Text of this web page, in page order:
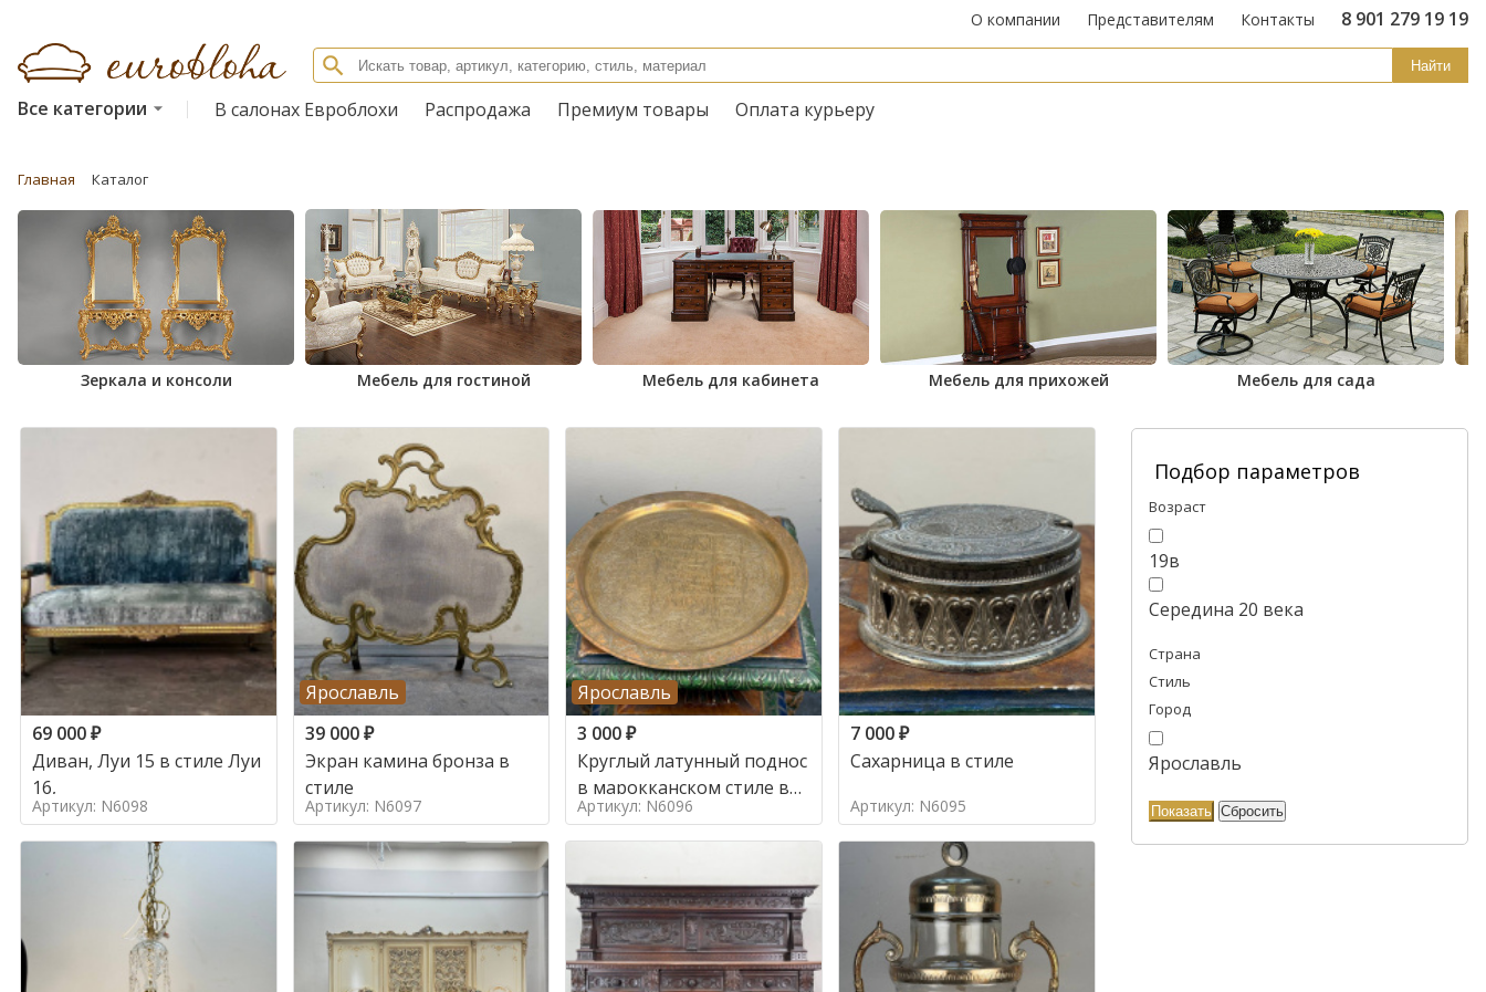
О компании Представителям Контакты 8 901 279 19 19
Найти
Все категории В салонах Евроблохи Распродажа Премиум товары Оплата курьеру
Главная Каталог
Зеркала и консоли Мебель для гостиной Мебель для кабинета Мебель для прихожей Мебель для сада
Подбор параметров
Возраст
19в
Середина 20 века
Страна
Стиль
Город
Ярославль
69 000₽
Диван, Луи 15 в стиле Луи
16,
Артикул: N6098
Ярославль
39 000₽
Экран камина бронза в
стиле
Артикул: N6097
Ярославль
3 000₽
Круглый латунный поднос
в марокканском стиле в
стиле
Артикул: N6096
7 000₽
Сахарница в стиле
Артикул: N6095